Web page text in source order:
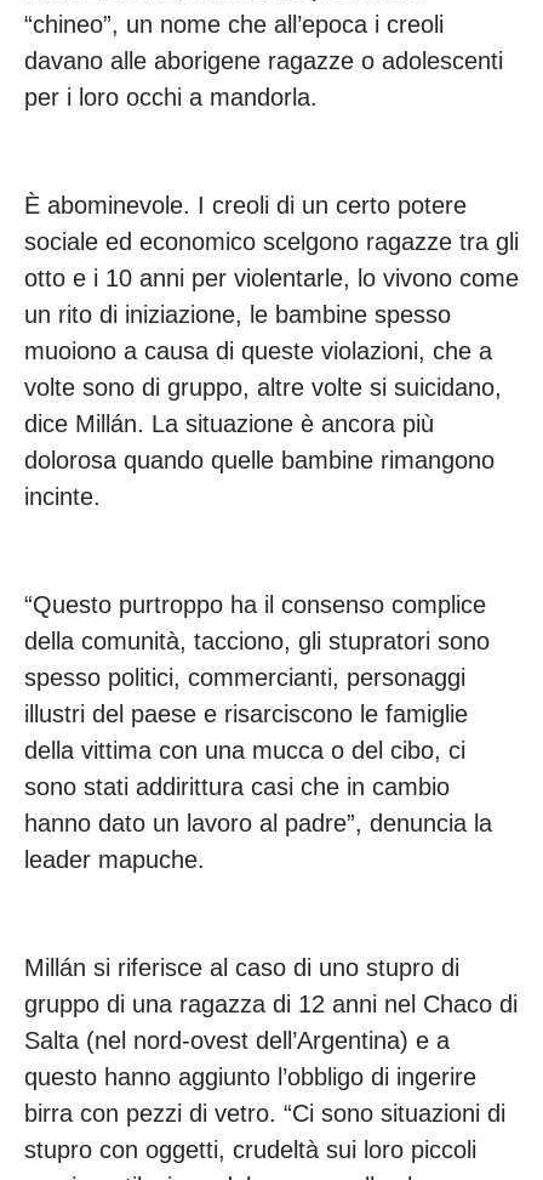
“chineo”, un nome che all’epoca i creoli
davano alle aborigene ragazze o adolescenti
per i loro occhi a mandorla.
È abominevole. I creoli di un certo potere
sociale ed economico scelgono ragazze tra gli
otto e i 10 anni per violentarle, lo vivono come
un rito di iniziazione, le bambine spesso
muoiono a causa di queste violazioni, che a
volte sono di gruppo, altre volte si suicidano,
dice Millán. La situazione è ancora più
dolorosa quando quelle bambine rimangono
incinte.
“Questo purtroppo ha il consenso complice
della comunità, tacciono, gli stupratori sono
spesso politici, commercianti, personaggi
illustri del paese e risarciscono le famiglie
della vittima con una mucca o del cibo, ci
sono stati addirittura casi che in cambio
hanno dato un lavoro al padre”, denuncia la
leader mapuche.
Millán si riferisce al caso di uno stupro di
gruppo di una ragazza di 12 anni nel Chaco di
Salta (nel nord-ovest dell’Argentina) e a
questo hanno aggiunto l’obbligo di ingerire
birra con pezzi di vetro. “Ci sono situazioni di
stupro con oggetti, crudeltà sui loro piccoli